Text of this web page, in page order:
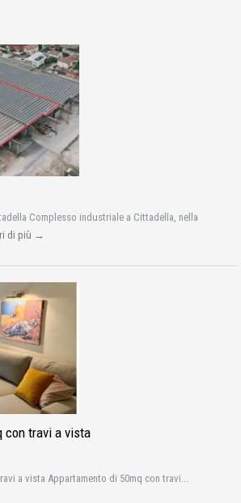
Complesso industriale a Cittadella, nella
di più →
con travi a vista
a vista Appartamento di 50mq con travi...